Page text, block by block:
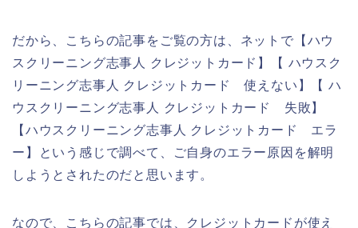
だから、こちらの記事をご覧の方は、ネットで【ハウ
スクリーニング志事人 クレジットカード】【 ハウスク
リーニング志事人 クレジットカード 使えない】【 ハ
ウスクリーニング志事人 クレジットカード 失敗】
【ハウスクリーニング志事人 クレジットカード エラ
ー】という感じで調べて、ご自身のエラー原因を解明
しようとされたのだと思います。
なので、こちらの記事では、クレジットカードが使え